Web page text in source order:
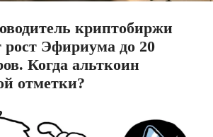
криптобиржи
Эфириума до 20
Когда альткоин
отметки?